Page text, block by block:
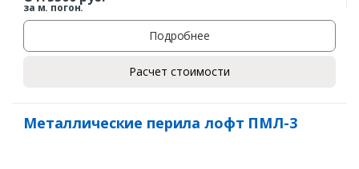
за м. погон.
Подробнее
Расчет стоимости
Металлические перила лофт ПМЛ-3